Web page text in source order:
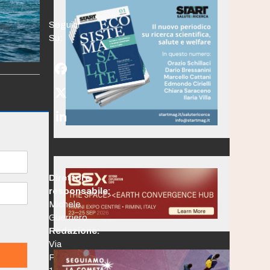
Seguici
Su:
Facebook
Twitter
(deprecated)
LinkedIn
Direttore
responsabile:
Michele
Guerriero
Redazione:
Via
Po,